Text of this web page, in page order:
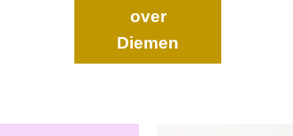
over
Diemen